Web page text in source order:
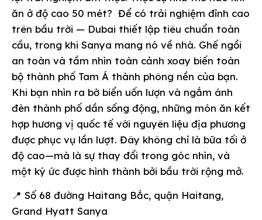
ăn ở độ cao 50 mét? Để có trải nghiệm đỉnh cao
trên bầu trời — Dubai thiết lập tiêu chuẩn toàn
cầu, trong khi Sanya mang nó về nhà. Ghế ngồi
an toàn và tầm nhìn toàn cảnh xoay biến toàn
bộ thành phố Tam Á thành phông nền của bạn.
Khi bạn nhìn ra bờ biển uốn lượn và ngắm ánh
đèn thành phố dần sống động, những món ăn kết
hợp hương vị quốc tế với nguyên liệu địa phương
được phục vụ lần lượt. Đây không chỉ là bữa tối ở
độ cao—mà là sự thay đổi trong góc nhìn, và
một ký ức được hình thành bởi bầu trời rộng mở.
📍 Số 68 đường Haitang Bắc, quận Haitang,
Grand Hyatt Sanya